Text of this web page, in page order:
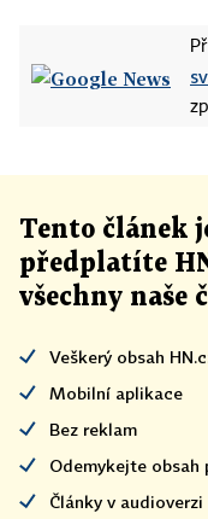
Tento článek
předplatíte
všechny naše
Veškerý obsah
Mobilní aplikace
Bez reklam
Odemykejte obsah
Články v